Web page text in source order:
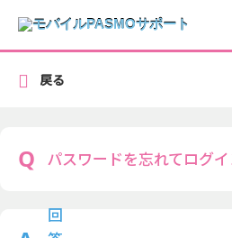
パスワードを忘れてログイ
戻る